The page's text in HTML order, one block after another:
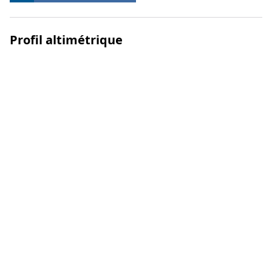
Profil altimétrique